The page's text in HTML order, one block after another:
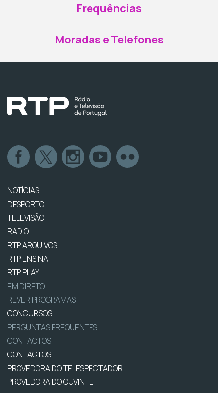
Frequências
Moradas e Telefones
NOTÍCIAS
DESPORTO
TELEVISÃO
RÁDIO
RTP ARQUIVOS
RTP ENSINA
RTP PLAY
EM DIRETO
REVER PROGRAMAS
CONCURSOS
PERGUNTAS FREQUENTES
CONTACTOS
CONTACTOS
PROVEDORA DO TELESPECTADOR
PROVEDORA DO OUVINTE